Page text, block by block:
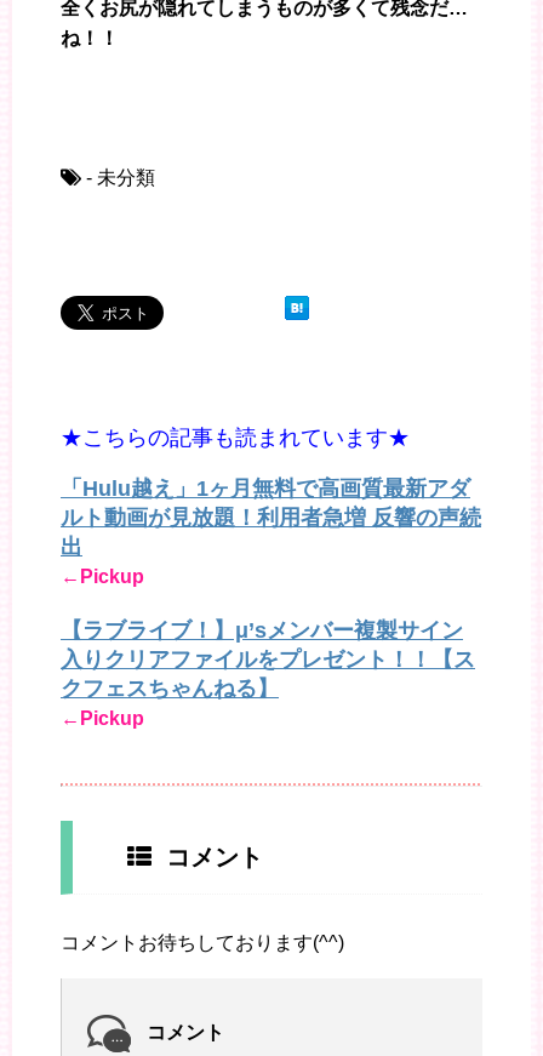
全くお尻が隠れてしまうものが多くて残念だ…
ね！！
- 未分類
★こちらの記事も読まれています★
「Hulu越え」1ヶ月無料で高画質最新アダ
ルト動画が見放題！利用者急増 反響の声続
出
←Pickup
【ラブライブ！】μ’sメンバー複製サイン
入りクリアファイルをプレゼント！！【ス
クフェスちゃんねる】
←Pickup
コメント
コメントお待ちしております(^^)
コメント